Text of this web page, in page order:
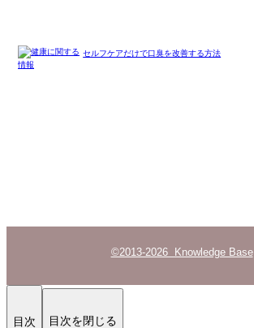
セルフケアだけで口臭を改善する方法
©2013-2026 Knowledge Base
目次 目次を閉じる